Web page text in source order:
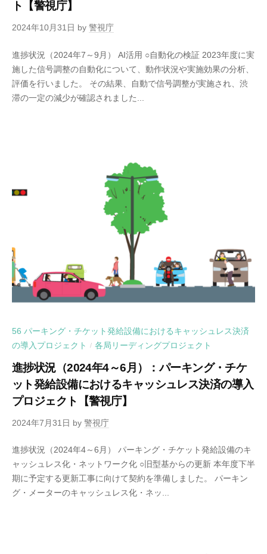
ト【警視庁】
2024年10月31日 by 警視庁
進捗状況（2024年7～9月） AI活用 ○自動化の検証 2023年度に実
施した信号調整の自動化について、動作状況や実施効果の分析、
評価を行いました。 その結果、自動で信号調整が実施され、渋
滞の一定の減少が確認されました...
56 パーキング・チケット発給設備におけるキャッシュレス決済
の導入プロジェクト
/ 各局リーディングプロジェクト
進捗状況（2024年4～6月）：パーキング・チケ
ット発給設備におけるキャッシュレス決済の導入
プロジェクト【警視庁】
2024年7月31日 by 警視庁
進捗状況（2024年4～6月） パーキング・チケット発給設備のキ
ャッシュレス化・ネットワーク化 ○旧型基からの更新 本年度下半
期に予定する更新工事に向けて契約を準備しました。 パーキン
グ・メーターのキャッシュレス化・ネッ...